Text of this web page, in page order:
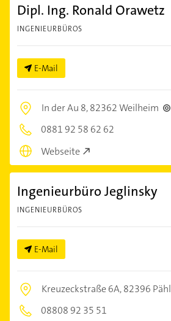
Dipl. Ing. Ronald Orawetz
INGENIEURBÜROS
E-Mail
In der Au 8,82362 Weilheim
0881 92 58 62 62
Webseite
Ingenieurbüro Jeglinsky
INGENIEURBÜROS
E-Mail
Kreuzeckstraße 6A,82396 Pähl
08808 92 35 51